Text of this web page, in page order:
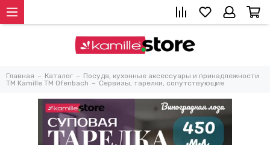
Главная Каталог
Посуда, кухонные аксессуары и принадлежности
TM Kamille TM Ofenbach
Сервизы, тарелки, сопутствующие